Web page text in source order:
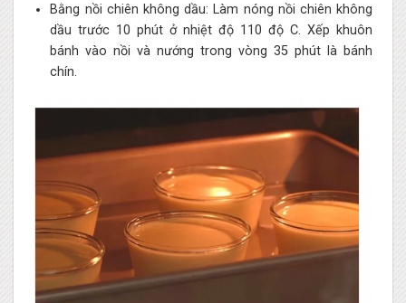
Bằng nồi chiên không dầu: Làm nóng nồi chiên không
dầu trước 10 phút ở nhiệt độ 110 độ C. Xếp khuôn
bánh vào nồi và nướng trong vòng 35 phút là bánh
chín.